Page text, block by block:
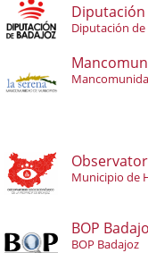
Diputación
Diputación de
Municipio de
BOP
BOP Badajoz